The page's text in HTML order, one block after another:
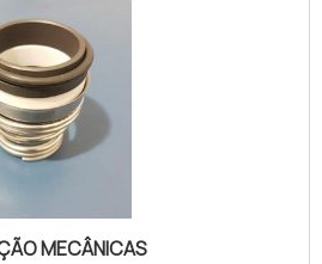
sobre o
de válvula é
móvel preso a
corpo esférico.
desse produto é
MECÂNICAS